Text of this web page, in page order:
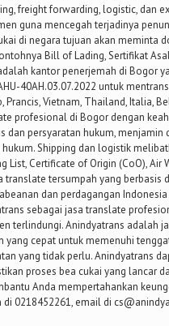
freight forwarding, logistic, dan
guna mencegah terjadinya
di negara tujuan akan meminta
Bill of Lading, Sertifikat
kantor penerjemah di Bogor
40AH.03.07.2022 untuk
Prancis, Vietnam, Thailand, Italia,
profesional di Bogor dengan
persyaratan hukum, menjamin
Shipping dan logistik
List, Certificate of Origin (CoO), Air
tersumpah yang berbasis
dan perdagangan
sebagai jasa translate
terlindungi. Anindyatrans adalah
cepat untuk memenuhi
yang tidak perlu. Anindyatrans
proses bea cukai yang lancar
Anda mempertahankan
0218452261, email di